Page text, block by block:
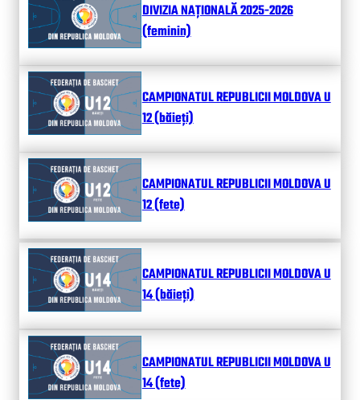
DIVIZIA NAȚIONALĂ 2025-2026
(feminin)
CAMPIONATUL REPUBLICII MOLDOVA U
12 (băieți)
CAMPIONATUL REPUBLICII MOLDOVA U
12 (fete)
CAMPIONATUL REPUBLICII MOLDOVA U
14 (băieți)
CAMPIONATUL REPUBLICII MOLDOVA U
14 (fete)